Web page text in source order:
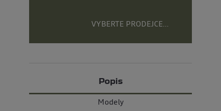
VYBERTE PRODEJCE...
Popis
Modely